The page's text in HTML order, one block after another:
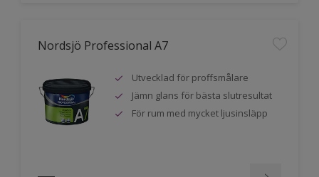
Nordsjö Professional A7
Utvecklad för proffsmålare
Jämn glans för bästa slutresultat
För rum med mycket ljusinsläpp